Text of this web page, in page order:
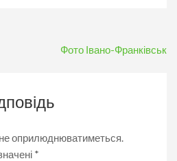
Фото Івано-Франківськ
оприлюднюватиметься.
*